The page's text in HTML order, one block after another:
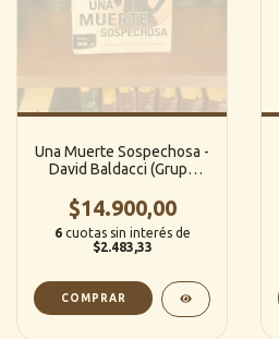
Una Muerte Sospechosa -
David Baldacci (Grupo
$14.900,00
6 cuotas sin interés de
$2.483,33